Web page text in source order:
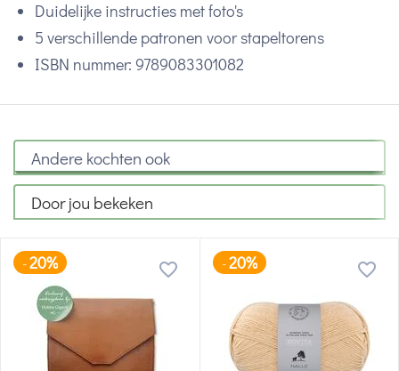
Duidelijke instructies met foto's
5 verschillende patronen voor stapeltorens
ISBN nummer: 9789083301082
Andere kochten ook
Door jou bekeken
-20% -20%